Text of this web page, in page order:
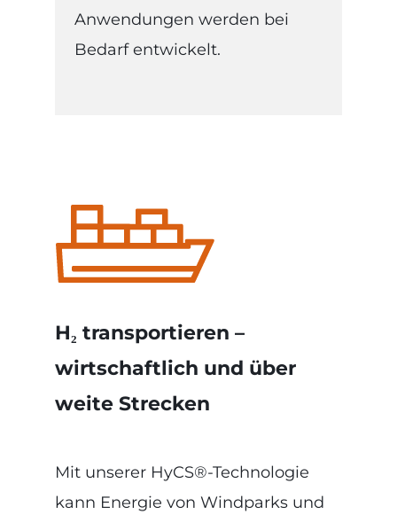
Anwendungen werden bei
Bedarf entwickelt.
H₂ transportieren –
wirtschaftlich und über
weite Strecken
Mit unserer HyCS®-Technologie
kann Energie von Windparks und